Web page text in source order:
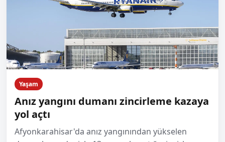
Yaşam
Anız yangını dumanı zincirleme kazaya
yol açtı
Afyonkarahisar'da anız yangınından yükselen